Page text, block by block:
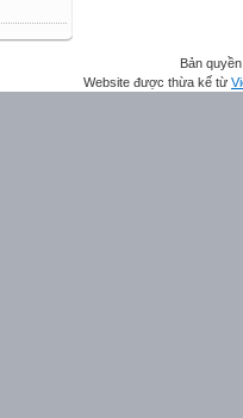
Bản
Website được thừa kế từ